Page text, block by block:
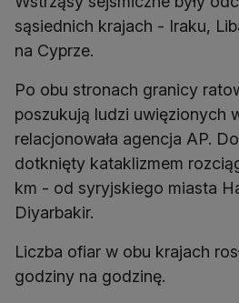
sąsiednich krajach - Iraku,
na Cyprze.
Po obu stronach granicy
poszukują ludzi uwięzionych
relacjonowała agencja AP.
dotknięty kataklizmem
km - od syryjskiego miasta
Diyarbakir.
Liczba ofiar w obu krajach
godziny na godzinę.